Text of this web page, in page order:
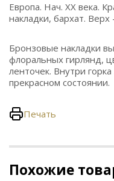
Европа. Нач. ХХ века.
накладки, бархат.
Бронзовые накладки
флоральных гирлянд,
ленточек. Внутри
прекрасном состоянии.
Печать
Похожие